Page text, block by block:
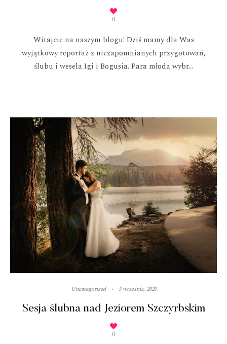
0
Witajcie na naszym blogu! Dziś mamy dla Was
wyjątkowy reportaż z niezapomnianych przygotowań,
ślubu i wesela Igi i Bogusia. Para młoda wybr...
Uncategorized 5 września, 2020
Sesja ślubna nad Jeziorem Szczyrbskim
0